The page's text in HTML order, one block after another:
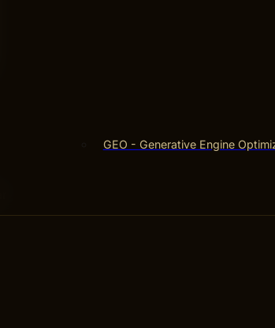
GEO - Generative Engine